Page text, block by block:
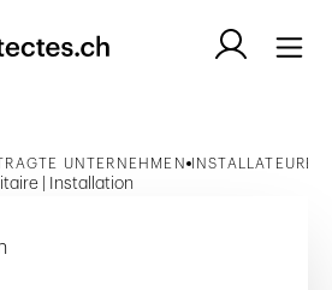
UNTERNEHMEN INSTALLATEURE
| Installation